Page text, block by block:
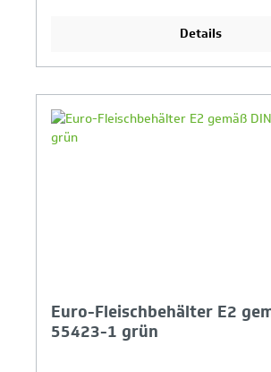
Details
Ihr Produktvergleich ist voll
Euro-Fleischbehälter E2
55423-1 grün